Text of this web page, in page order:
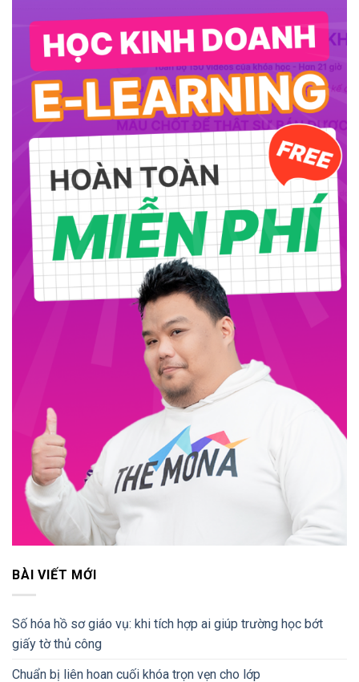
BÀI VIẾT MỚI
Số hóa hồ sơ giáo vụ: khi tích hợp ai giúp trường học bớt
giấy tờ thủ công
Chuẩn bị liên hoan cuối khóa trọn vẹn cho lớp